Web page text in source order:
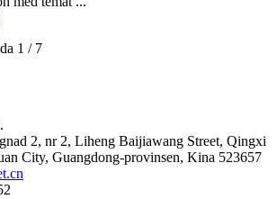
1 / 7
2, nr 2, Liheng Baijiawang Street, Qingxi
City, Guangdong-provinsen, Kina 523657